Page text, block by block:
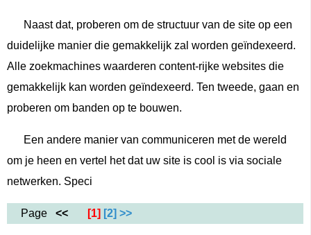
Naast dat, proberen om de structuur van de site op een
duidelijke manier die gemakkelijk zal worden geïndexeerd.
Alle zoekmachines waarderen content-rijke websites die
gemakkelijk kan worden geïndexeerd. Ten tweede, gaan en
proberen om banden op te bouwen.
Een andere manier van communiceren met de wereld
om je heen en vertel het dat uw site is cool is via sociale
netwerken. Speci
Page << [1] [2] >>